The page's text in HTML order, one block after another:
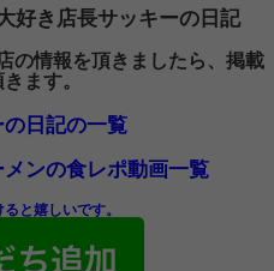
好き店長サッキーの日記
の情報を頂きましたら、掲載
ます。
日記の一覧
ンの食レポ動画一覧
と嬉しいです。